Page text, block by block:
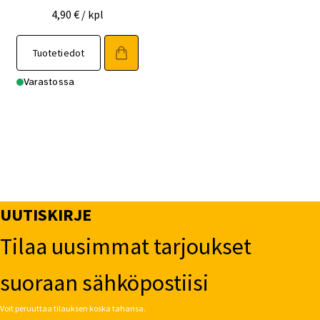
4,90 € / kpl
Tuotetiedot
Varastossa
UUTISKIRJE
Tilaa uusimmat tarjoukset
suoraan sähköpostiisi
Voit peruuttaa tilauksen koska tahansa.